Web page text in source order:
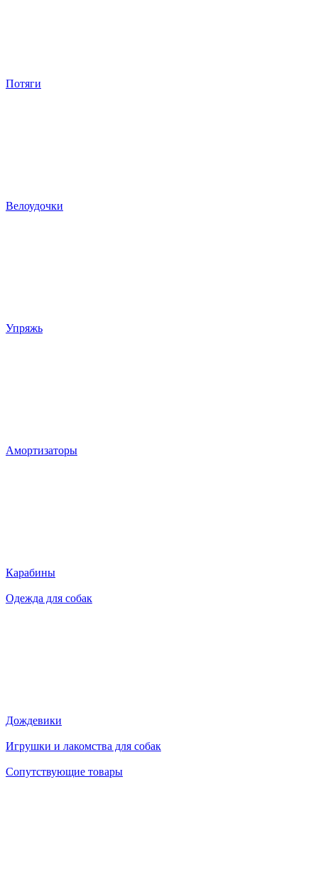
Потяги
Велоудочки
Упряжь
Амортизаторы
Карабины
Одежда для собак
Дождевики
Игрушки и лакомства для собак
Сопутствующие товары